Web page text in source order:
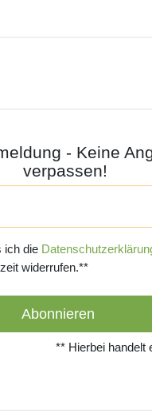
- Keine
verpassen!
ich die
widerrufen.**
Abonnieren
** Hierbei handelt